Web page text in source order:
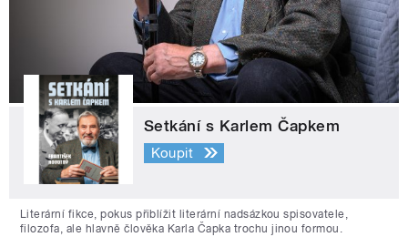
Setkání s Karlem Čapkem
Koupit
Literární fikce, pokus přiblížit literární nadsázkou spisovatele,
filozofa, ale hlavně člověka Karla Čapka trochu jinou formou.